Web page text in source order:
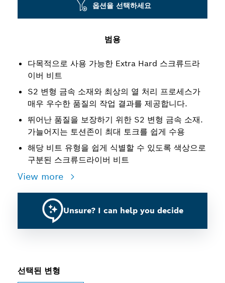
범용
다목적으로 사용 가능한 Extra Hard 스크류드라
이버 비트
S2 변형 금속 소재와 최상의 열 처리 프로세스가
매우 우수한 품질의 작업 결과를 제공합니다.
뛰어난 품질을 보장하기 위한 S2 변형 금속 소재.
가늘어지는 토션존이 최대 토크를 쉽게 수용
해당 비트 유형을 쉽게 식별할 수 있도록 색상으로
구분된 스크류드라이버 비트
View more
Unsure? I can help you decide
옵션을 선택하세요
선택된 변형